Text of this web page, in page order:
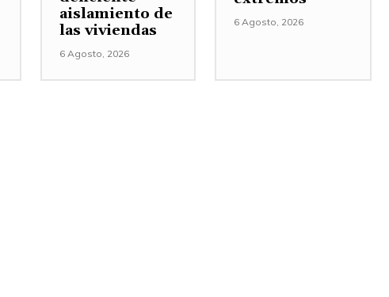
aislamiento de
las viviendas
6 Agosto, 2026
6 Agosto, 2026